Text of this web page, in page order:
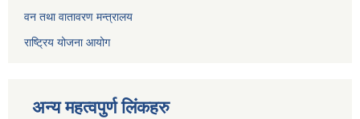
वन तथा वातावरण मन्त्रालय
राष्ट्रिय योजना आयोग
अन्य महत्वपुर्ण लिंकहरु